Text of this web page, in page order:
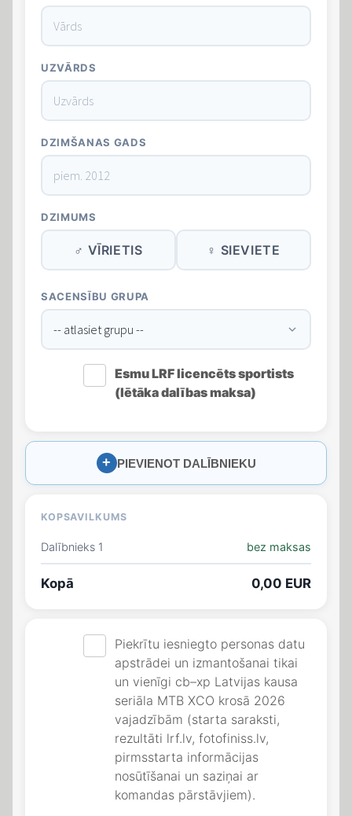
UZVĀRDS
DZIMŠANAS GADS
DZIMUMS
♂ VĪRIETIS ♀ SIEVIETE
SACENSĪBU GRUPA
Esmu LRF licencēts sportists
(lētāka dalības maksa)
+ PIEVIENOT DALĪBNIEKU
KOPSAVILKUMS
Dalībnieks 1 bez maksas
Kopā 0,00 EUR
Piekrītu iesniegto personas datu
apstrādei un izmantošanai tikai
un vienīgi cb–xp Latvijas kausa
seriāla MTB XCO krosā 2026
vajadzībām (starta saraksti,
rezultāti lrf.lv, fotofiniss.lv,
pirmsstarta informācijas
nosūtīšanai un saziņai ar
komandas pārstāvjiem).